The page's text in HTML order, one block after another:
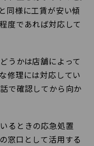
同様に工賃が安い傾
度であれば対応して
うかは店舗によって
修理には対応してい
で確認してから向か
るときの応急処置
窓口として活用する